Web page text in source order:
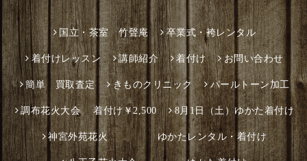
国立・茶室 竹聲庵 卒業式・袴レンタル
着付けレッスン 講師紹介 着付け お問い合わせ
簡単 買取査定 きものクリニック パールトーン加工
調布花火大会 着付け￥2,500 8月1日（土）ゆかた着付け
神宮外苑花火 ゆかたレンタル・着付け